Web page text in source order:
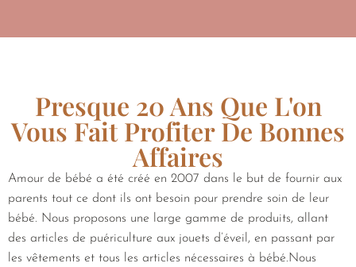
Presque 20 Ans Que L'on
Vous Fait Profiter De Bonnes
Affaires
Amour de bébé a été créé en 2007 dans le but de fournir aux
parents tout ce dont ils ont besoin pour prendre soin de leur
bébé. Nous proposons une large gamme de produits, allant
des articles de puériculture aux jouets d’éveil, en passant par
les vêtements et tous les articles nécessaires à bébé.Nous